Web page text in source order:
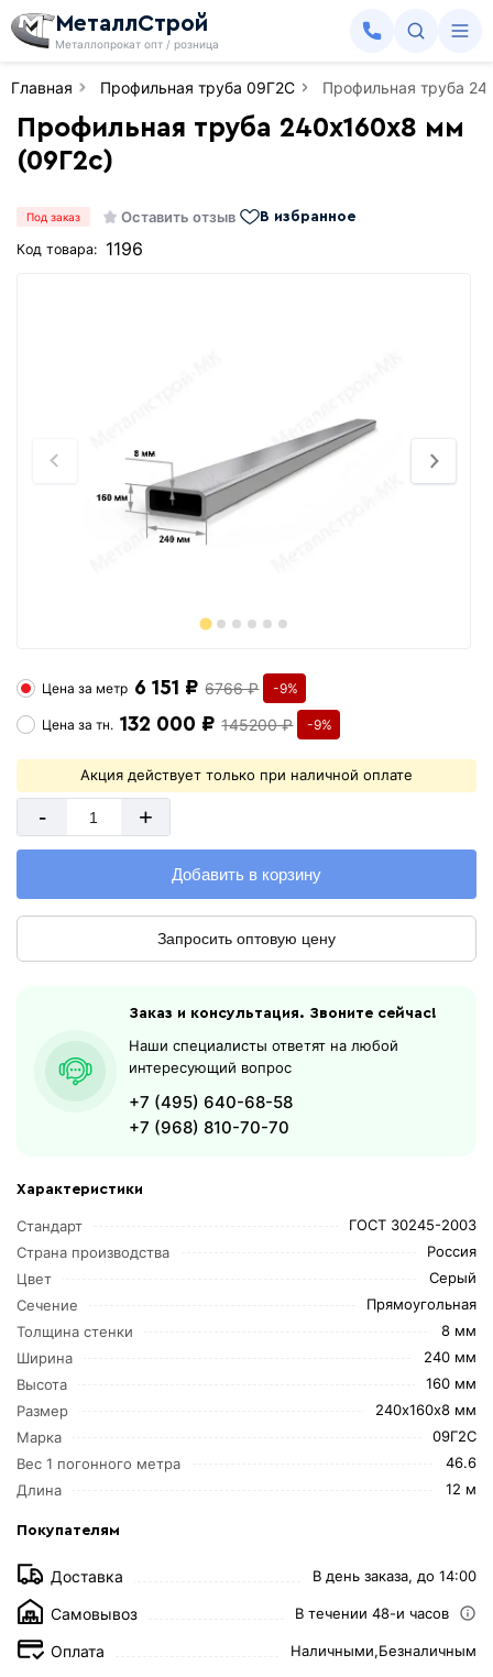
МеталлСтрой
Металлопрокат опт / розница
Главная Профильная труба 09Г2С Профильная труба
Профильная труба 240х160х8 мм
(09Г2с)
Под заказ Оставить отзыв В избранное
Код товара: 1196
Характеристики
Стандарт
ГОСТ 30245-2003
Страна производства
Россия
Цвет
Серый
Сечение
Прямоугольная
Толщина стенки
8 мм
Ширина
240 мм
Высота
160 мм
Размер
240х160х8 мм
Марка
09Г2С
Вес 1 погонного метра
46.6
Длина
12 м
Покупателям
Доставка В день заказа, до 14:00
Самовывоз В течении 48-и часов
Оплата Наличными,Безналичным
Цена за метр 6 151 ₽ 6766 ₽ -9%
Цена затн. 132 000 ₽ 145200 ₽ -9%
Акция действует только при наличной оплате
- +
Добавить в корзину
Запросить оптовую цену
Заказ и консультация. Звоните сейчас!
Наши специалисты ответят на любой
интересующий вопрос
+7 (495) 640-68-58
+7 (968) 810-70-70